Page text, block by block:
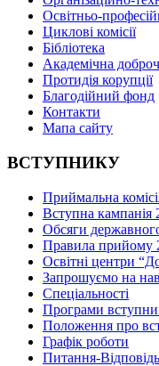
Освітньо-
Циклові комісії
Бібліотека
Академічна
Протидія корупції
Благодійний фонд
Контакти
Мапа сайту
ВСТУПНИКУ
Приймальна
Вступна кампанія
Обсяги
Правила прийому
Освітні центри
Запрошуємо на
Спеціальності
Програми
Положення про
Графік роботи
Питання-Відповідь